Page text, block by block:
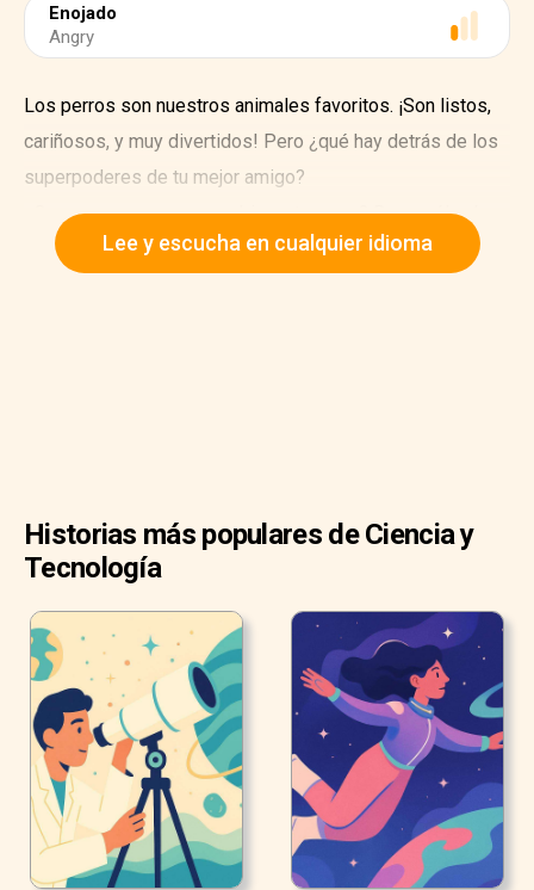
Enojado
Angry
Los perros son nuestros animales favoritos. ¡Son listos,
cariñosos, y muy divertidos! Pero ¿qué hay detrás de los
superpoderes de tu mejor amigo?
¿Crees que conoces muy bien a tu perro? Bueno, él sabe
mucho más sobre ti de lo que tú crees. Eso es por su
Lee y escucha en cualquier idioma
Historias más populares de Ciencia y
Tecnología